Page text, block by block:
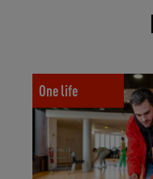
Devenir animateur
compétences pour
One life